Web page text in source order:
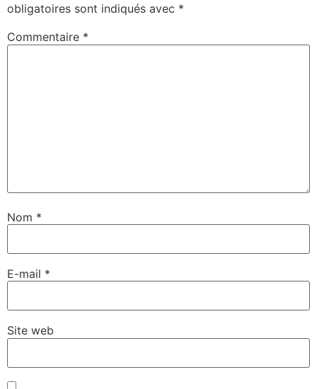
obligatoires sont indiqués avec *
Commentaire *
Nom *
E-mail *
Site web